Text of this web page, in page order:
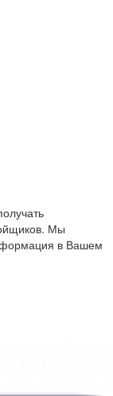
Мы
в Вашем